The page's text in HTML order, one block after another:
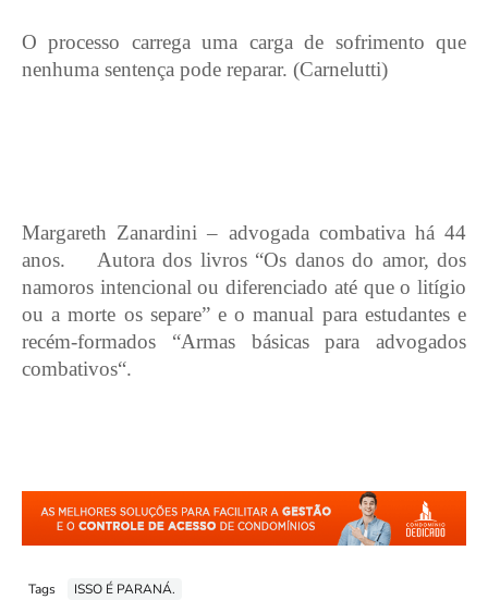
O processo carrega uma carga de sofrimento que
nenhuma sentença pode reparar. (Carnelutti)
Margareth Zanardini – advogada combativa há 44
anos.
Autora dos livros “Os danos do amor, dos
namoros intencional ou diferenciado até que o litígio
ou a morte os separe” e o manual para estudantes e
recém-formados “Armas básicas para advogados
combativos“.
Tags ISSO É PARANÁ.